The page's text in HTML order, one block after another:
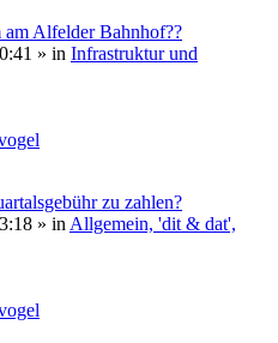
Alfelder Bahnhof??
» in Infrastruktur und
zu zahlen?
» in Allgemein, 'dit & dat',